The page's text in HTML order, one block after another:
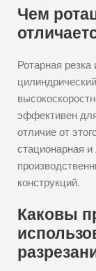
Чем
Ротарная
эффективен
отличие от
стационарная
конструкций.
Каковы